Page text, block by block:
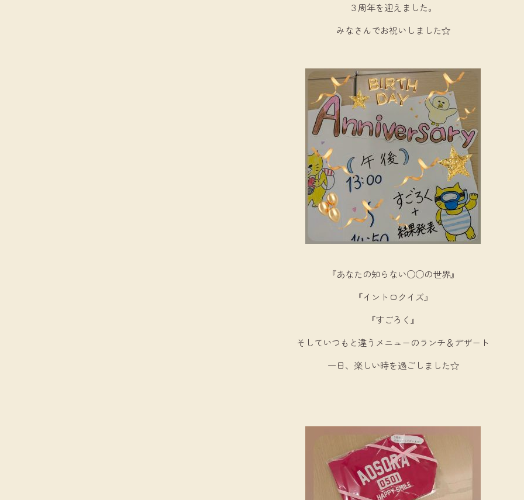
３周年を迎えました。
みなさんでお祝いしました☆
『あなたの知らない○○の世界』
『イントロクイズ』
『すごろく』
そしていつもと違うメニューのランチ＆デザート
一日、楽しい時を過ごしました☆